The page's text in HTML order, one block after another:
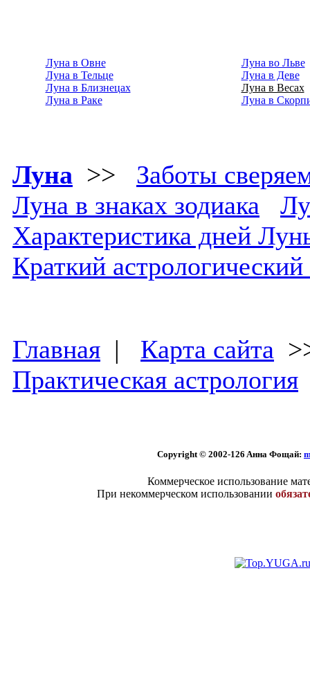
Луна в Овне
Луна в Тельце
Луна в Близнецах
Луна в Раке
Луна во Льве
Луна в Деве
Луна в Весах
Луна в
Луна >> Заботы
Луна в знаках зодиака
Характеристика дней
Краткий астрологический
Главная | Карта сайта
Практическая астрология
Copyright © 2002-126 Aннa Фoщaй:
Коммерческое использование
При некоммерческом использовании